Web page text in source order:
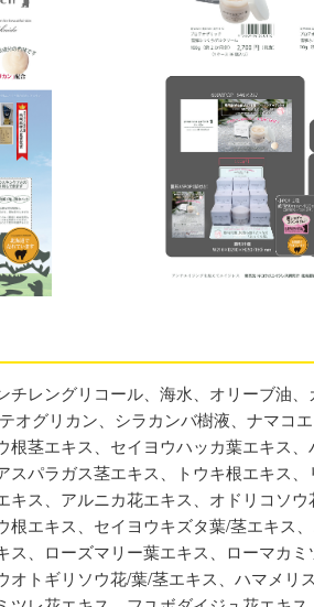
レングリコール、海水、オリーブ油、
オグリカン、シラカンバ樹液、ナマコ
根茎エキス、セイヨウハッカ葉エキス
スパラガス茎エキス、トウキ根エキス
キス、アルニカ花エキス、オドリコソウ
根エキス、セイヨウキズタ葉/茎エキス
ス、ローズマリー葉エキス、ローマカミ
オトギリソウ花/葉/茎エキス、ハマメリ